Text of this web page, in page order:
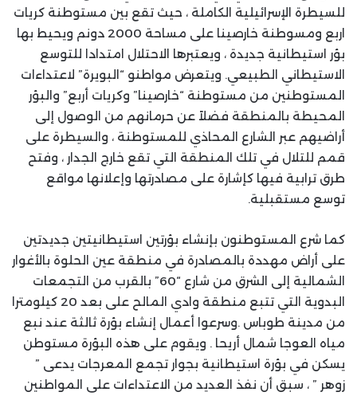
للسيطرة الإسرائيلية الكاملة ، حيث تقع بين مستوطنة كريات
اربع ومسوطنة خارصينا على مساحة 2000 دونم ويحيط بها
بؤر استيطانية جديدة ، ويعتبرها الاحتلال امتدادا للتوسع
الاستيطاني الطبيعي. ويتعرض مواطنو “البويرة” لاعتداءات
المستوطنين من مستوطنة “خارصينا” وكريات أربع” والبؤر
المحيطة بالمنطقة فضلاً عن حرمانهم من الوصول إلى
أراضيهم عبر الشارع المحاذي للمستوطنة ، والسيطرة على
قمم للتلال في تلك المنطقة التي تقع خارج الجدار ، وفتح
طرق ترابية فيها كإشارة على مصادرتها وإعلانها مواقع
توسع مستقبلية.
كما شرع المستوطنون بإنشاء بؤرتين استيطانيتين جديدتين
على أراض مهددة بالمصادرة في منطقة عين الحلوة بالأغوار
الشمالية إلى الشرق من شارع “60” بالقرب من التجمعات
البدوية التي تتبع منطقة وادي المالح على بعد 20 كيلومترا
من مدينة طوباس .وسرعوا أعمال إنشاء بؤرة ثالثة عند نبع
مياه العوجا شمال أريحا . ويقوم على هذه البؤرة مستوطن
يسكن في بؤرة استيطانية بجوار تجمع المعرجات يدعى ”
زوهر ” ، سبق أن نفذ العديد من الاعتداءات على المواطنين